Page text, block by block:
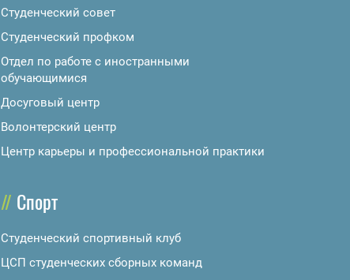
Студенческий совет
Студенческий профком
Отдел по работе с иностранными
обучающимися
Досуговый центр
Волонтерский центр
Центр карьеры и профессиональной практики
Спорт
Студенческий спортивный клуб
ЦСП студенческих сборных команд